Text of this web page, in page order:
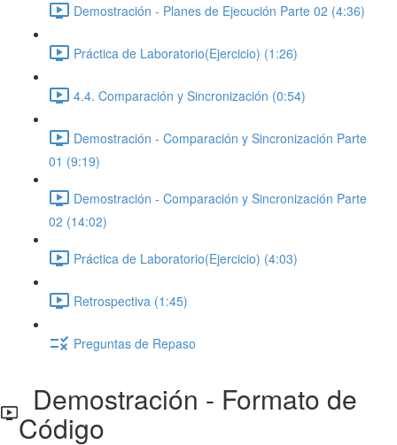
Demostración - Planes de Ejecución Parte 02 (4:36)
Práctica de Laboratorio(Ejercicio) (1:26)
4.4. Comparación y Sincronización (0:54)
Demostración - Comparación y Sincronización Parte
01 (9:19)
Demostración - Comparación y Sincronización Parte
02 (14:02)
Práctica de Laboratorio(Ejercicio) (4:03)
Retrospectiva (1:45)
Preguntas de Repaso
Demostración - Formato de
Código